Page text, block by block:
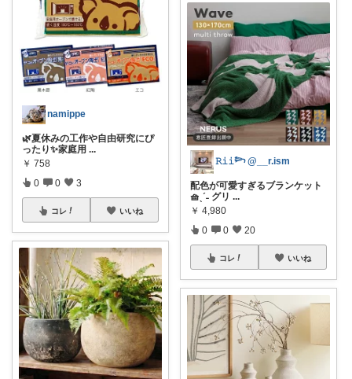
namippe
🌿夏休みの工作や自由研究にぴ
ったり✨家庭用 ...
￥ 758
0 0 3
コレ いいね
𝚁𝚒𝚒𓆸 @__r.ism
配色が可愛すぎるブランケット
🧺ˎˊ˗ グリ ...
￥ 4,980
0 0 20
コレ いいね